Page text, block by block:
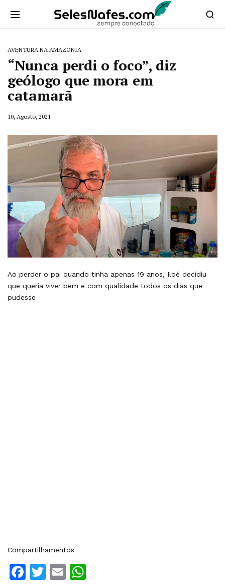
AVENTURA NA AMAZÔNIA
“Nunca perdi o foco”, diz
geólogo que mora em
catamarã
10, Agosto, 2021
Ao perder o pai quando tinha apenas 19 anos, Iloé decidiu
que queria viver bem e com qualidade todos os dias que
pudesse
Compartilhamentos
Facebook
Twitter
Email